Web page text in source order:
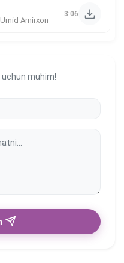
Amirxon
3:06
uchun muhim!